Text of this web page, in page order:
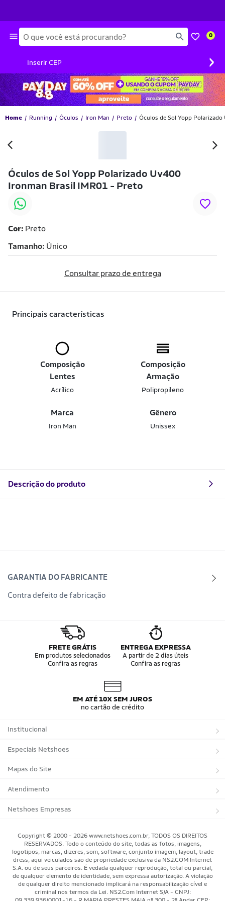
Busca 0
Inserir CEP ›
Home Running Óculos Iron Man Preto Óculos de Sol Yopp
Óculos de Sol Yopp Polarizado Uv400
Ironman Brasil IMR01 - Preto
-10% OFF
Cor: Preto
Tamanho Único
Consultar prazo de entrega
Principais características
Composição
Lentes
Acrílico
Composição
Armação
Polipropileno
Marca
Iron Man
Gênero
Unissex
Descrição do produto
GARANTIA DO FABRICANTE
Contra defeito de fabricação
FRETE GRÁTIS
Em produtos selecionados
Confira as regras
ENTREGA EXPRESSA
A partir de 2 dias úteis
Confira as regras
EM ATÉ 10X SEM JUROS
no cartão de crédito
Institucional
Sobre a Netshoes
Política de Privacidade
Programa de Afiliados
Regulamentos
Programa de Integridade
Blog
Black Friday Magalu
Especiais Netshoes
Suplementos
Corrida
Bicicletas
Basquete
Motorsport
Mapas do Site
Marcas
Tipos de Produtos
Atendimento
Trocas e devoluções
Minha Conta
Meus Pedidos
Pagamentos
Netshoes Empresas
Copyright © 2000 - 2026 www.netshoes.com.br, TODOS OS DIREITOS
RESERVADOS. Todo o conteúdo do site, todas as fotos, imagens,
logotipos, marcas, dizeres, som, software, conjunto imagem, layout, trade
dress, aqui veiculados são de propriedade exclusiva da NS2.COM Internet
S.A. ou de seus parceiros. É vedada qualquer reprodução, total ou parcial,
de qualquer elemento de identidade, sem expressa autorização. A violação
de qualquer direito mencionado implicará na responsabilização cível e
criminal nos termos da Lei. NS2.Com Internet S/A - CNPJ: